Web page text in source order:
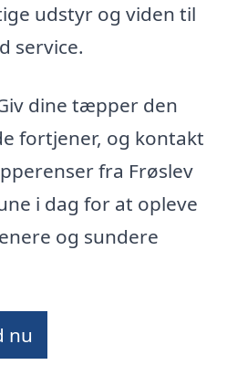
udstyr og viden til
service.
dine tæpper den
fortjener, og kontakt
fra Frøslev
i dag for at opleve
og sundere
nu